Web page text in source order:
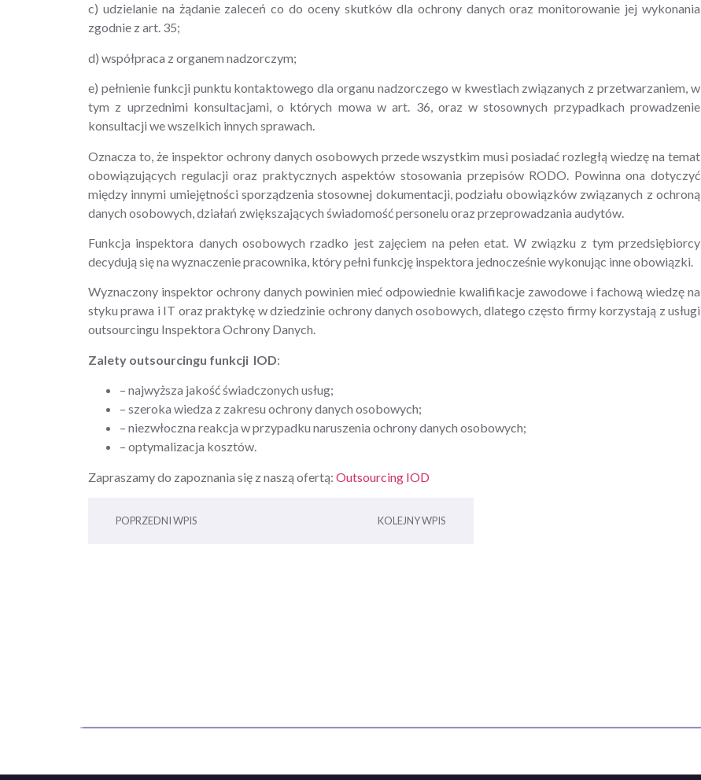
c) udzielanie na żądanie zaleceń co do oceny skutków dla ochrony danych oraz monitorowanie jej wykonania
zgodnie z art. 35;
d) współpraca z organem nadzorczym;
e) pełnienie funkcji punktu kontaktowego dla organu nadzorczego w kwestiach związanych z przetwarzaniem, w
tym z uprzednimi konsultacjami, o których mowa w art. 36, oraz w stosownych przypadkach prowadzenie
konsultacji we wszelkich innych sprawach.
Oznacza to, że inspektor ochrony danych osobowych przede wszystkim musi posiadać rozległą wiedzę na temat
obowiązujących regulacji oraz praktycznych aspektów stosowania przepisów RODO. Powinna ona dotyczyć
między innymi umiejętności sporządzenia stosownej dokumentacji, podziału obowiązków związanych z ochroną
danych osobowych, działań zwiększających świadomość personelu oraz przeprowadzania audytów.
Funkcja inspektora danych osobowych rzadko jest zajęciem na pełen etat. W związku z tym przedsiębiorcy
decydują się na wyznaczenie pracownika, który pełni funkcję inspektora jednocześnie wykonując inne obowiązki.
Wyznaczony inspektor ochrony danych powinien mieć odpowiednie kwalifikacje zawodowe i fachową wiedzę na
styku prawa i IT oraz praktykę w dziedzinie ochrony danych osobowych, dlatego często firmy korzystają z usługi
outsourcingu Inspektora Ochrony Danych.
Zalety outsourcingu funkcji IOD:
– najwyższa jakość świadczonych usług;
– szeroka wiedza z zakresu ochrony danych osobowych;
– niezwłoczna reakcja w przypadku naruszenia ochrony danych osobowych;
– optymalizacja kosztów.
Zapraszamy do zapoznania się z naszą ofertą: Outsourcing IOD
POPRZEDNI WPIS KOLEJNY WPIS